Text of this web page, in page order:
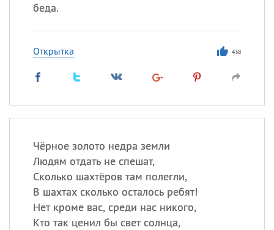
беда.
Открытка 438
Чёрное золото недра земли
Людям отдать не спешат,
Сколько шахтёров там полегли,
В шахтах сколько осталось ребят!
Нет кроме вас, среди нас никого,
Кто так ценил бы свет солнца,